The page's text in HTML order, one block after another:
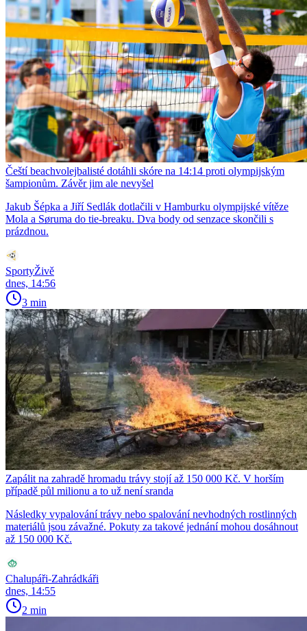
Čeští beachvolejbalisté dotáhli skóre na 14:14 proti olympijským
šampionům. Závěr jim ale nevyšel
Jakub Šépka a Jiří Sedlák dotlačili v Hamburku olympijské vítěze
Mola a Søruma do tie-breaku. Dva body od senzace skončili s
prázdnou.
SportyŽivě
dnes, 14:56
3 min
Zapálit na zahradě hromadu trávy stojí až 150 000 Kč. V horším
případě půl milionu a to už není sranda
Následky vypalování trávy nebo spalování nevhodných rostlinných
materiálů jsou závažné. Pokuty za takové jednání mohou dosáhnout
až 150 000 Kč.
Chalupáři-Zahrádkáři
dnes, 14:55
2 min